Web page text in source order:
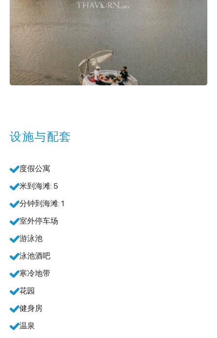
设施与配套
度假公寓
米到海滩: 5
分钟到海滩: 1
室外停车场
游泳池
泳池酒吧
寒冷地带
花园
健身房
温泉